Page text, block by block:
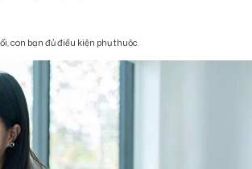
con bạn đủ điều kiện phụ thuộc.